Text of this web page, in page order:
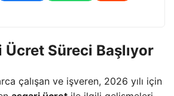
Süreci Başlıyor
çalışan ve işveren, 2026 yılı için